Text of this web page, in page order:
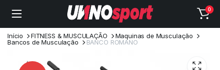
0
Início FITNESS & MUSCULAÇÃO
Maquinas de Musculação
Bancos de Musculação
BANCO ROMANO